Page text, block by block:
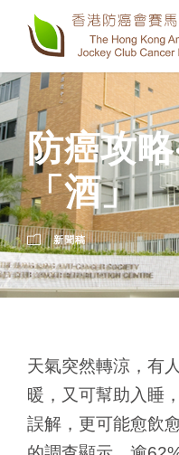
防癌攻略
「酒」
新聞稿
天氣突然轉涼，有
暖，又可幫助入睡
誤解，更可能愈飲